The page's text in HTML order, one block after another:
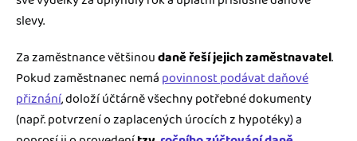
slevy.
Za zaměstnance většinoudaně řeší jejich zaměstnavatel.
Pokud zaměstnanec nemá povinnost podávat daňové
přiznání, doloží účtárně všechny potřebné dokumenty
(např. potvrzení o zaplacených úrocích z hypotéky) a